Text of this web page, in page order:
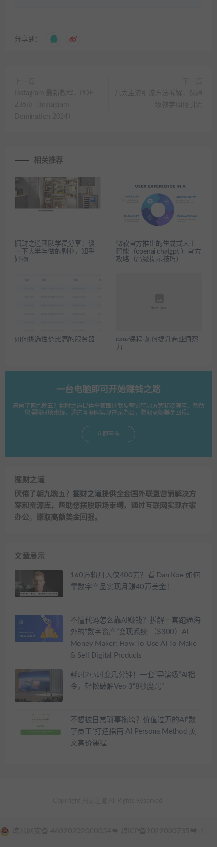
分享到：
相关推荐
掘财之道团队学员分享：谈
一下大半年做的副业，知乎
好物
微软官方推出的生成式人工
智能（openai chatgpt ）官方
攻略（高级提示技巧）
如何挑选性价比高的服务器
caoz课程-如何提升商业洞察
力
一台电脑即可开始赚钱之路
厌倦了朝九晚五？掘财之道提供全套国外联盟营销解决方案和资源库，帮助
您摆脱职场束缚，通过互联网实现在家办公，赚取高额美金回报。
立即查看
掘财之道
厌倦了朝九晚五？ 掘财之道提供全套国外联盟营销解决方
案和资源库，帮助您摆脱职场束缚，通过互联网实现在家
办公，赚取高额美金回报。
文章展示
160万粉月入仅400刀？看 Dan Koe 如何
靠数字产品实现月赚40万美金！
不懂代码怎么靠AI赚钱？拆解一套跑通海
外的“数字资产”变现系统 （$300）AI
Money Maker: How To Use AI To Make
& Sell Digital Products
耗时2小时变几分钟！一套“导演级”AI指
令，轻松破解Veo 3“8秒魔咒”
不想被日常琐事拖垮？价值过万的AI“数
字员工”打造指南 AI Persona Method 英
文高价课程